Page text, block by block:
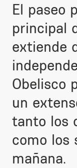
El paseo
principal
extiende
Obelisco
un
tanto los
como los
mañana.